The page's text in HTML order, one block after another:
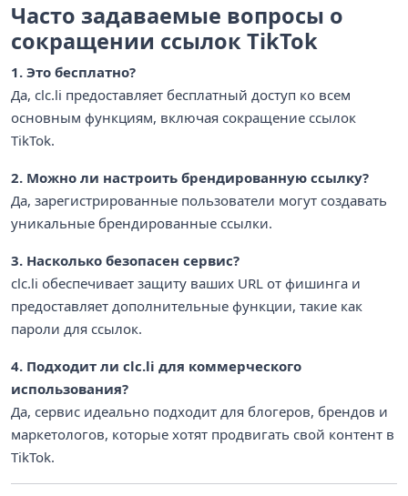
Часто задаваемые вопросы о
сокращении ссылок TikTok
1. Это бесплатно?
Да, clc.li предоставляет бесплатный доступ ко всем
основным функциям, включая сокращение ссылок
TikTok.
2. Можно ли настроить брендированную ссылку?
Да, зарегистрированные пользователи могут создавать
уникальные брендированные ссылки.
3. Насколько безопасен сервис?
clc.li обеспечивает защиту ваших URL от фишинга и
предоставляет дополнительные функции, такие как
пароли для ссылок.
4. Подходит ли clc.li для коммерческого
использования?
Да, сервис идеально подходит для блогеров, брендов и
маркетологов, которые хотят продвигать свой контент в
TikTok.